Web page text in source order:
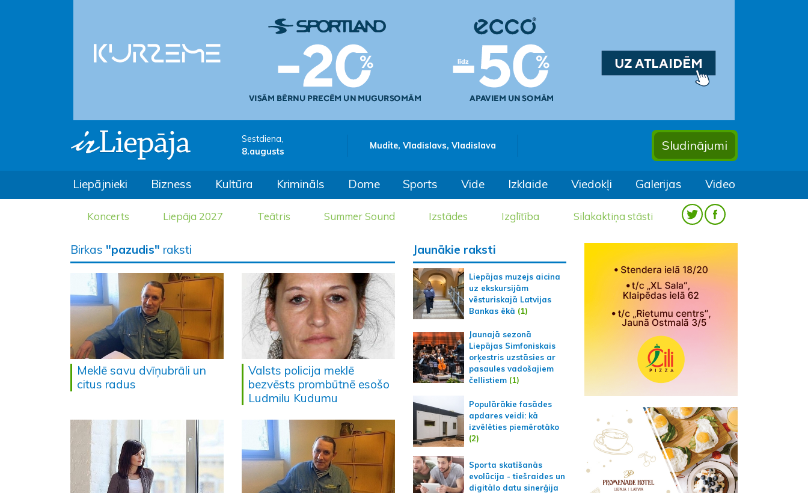
Sestdiena,
8.augusts
Mudīte, Vladislavs, Vladislava Sludinājumi
Liepājnieki Bizness Kultūra Krimināls Dome Sports Vide Izklaide Viedokļi Galerijas Video
Koncerts Liepāja 2027 Teātris Summer Sound Izstādes Izglītība Silakaktiņa stāsti
Birkas "pazudis" raksti
Meklē savu dvīņubrāli un
citus radus
Valsts policija meklē
bezvēsts prombūtnē esošo
Ludmilu Kudumu
Jaunākie raksti
Liepājas muzejs aicina
uz ekskursijām
vēsturiskajā Latvijas
Bankas ēkā (1)
Jaunajā sezonā
Liepājas Simfoniskais
orķestris uzstāsies ar
pasaules vadošajiem
čellistiem (1)
Populārākie fasādes
apdares veidi: kā
izvēlēties piemērotāko
(2)
Sporta skatīšanās
evolūcija - tiešraides un
digitālo datu sinerģija